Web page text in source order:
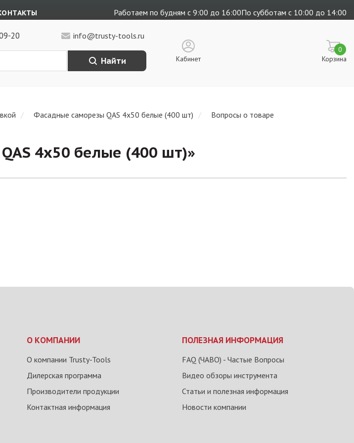
Работаем по будням с 9:00 до 16:00По субботам с 10:00 до 14:00
20 info@trusty-tools.ru
Найти Кабинет Корзина
0
Фасадные саморезы QAS 4х50 белые (400 шт) Вопросы о товаре
4х50 белые (400 шт)»
О КОМПАНИИ
О компании Trusty-Tools
Дилерская программа
Производители продукции
Контактная информация
ПОЛЕЗНАЯ ИНФОРМАЦИЯ
FAQ (ЧАВО) - Частые Вопросы
Видео обзоры инструмента
Статьи и полезная информация
Новости компании